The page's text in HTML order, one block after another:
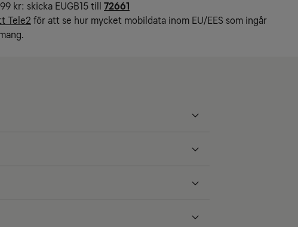
kr: skicka EUGB15 till 72661
Tele2 för att se hur mycket mobildata inom EU/EES som ingår